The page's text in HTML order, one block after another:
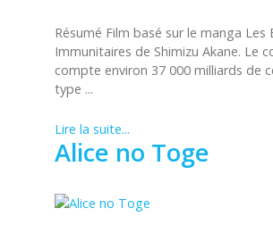
Résumé Film basé sur le manga Les
Immunitaires de Shimizu Akane. Le
compte environ 37 000 milliards de
type ...
Lire la suite...
Alice no Toge